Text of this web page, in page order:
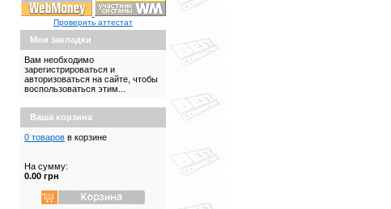
Проверить аттестат
Мои закладки
Вам необходимо
зарегистрироваться и
авторизоваться на сайте, чтобы
воспользоваться этим...
Ваша корзина
0 товаров в корзине
На сумму:
0.00 грн